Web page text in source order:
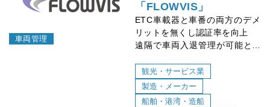
車両管理
「FLOWVIS」
ETC車載器と車番の両方のデメ
リットを無くし認証率を向上
遠隔で車両入退管理が可能とな
外部システムとの連携などカス
タマイズ可能
観光・サービス業
製造・メーカー
船舶・港湾・造船